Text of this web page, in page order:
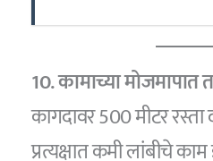
10. कामाच्या मोजमापात
कागदावर 500 मीटर
प्रत्यक्षात कमी लांबीचे